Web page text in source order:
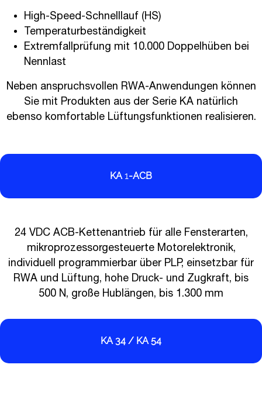
High-Speed-Schnelllauf (HS)
Temperaturbeständigkeit
Extremfallprüfung mit 10.000 Doppelhüben bei
Nennlast
Neben anspruchsvollen RWA-Anwendungen können
Sie mit Produkten aus der Serie KA natürlich
ebenso komfortable Lüftungsfunktionen realisieren.
KA 1-ACB
24 VDC ACB-Kettenantrieb für alle Fensterarten,
mikroprozessorgesteuerte Motorelektronik,
individuell programmierbar über PLP, einsetzbar für
RWA und Lüftung, hohe Druck- und Zugkraft, bis
500 N, große Hublängen, bis 1.300 mm
KA 34 / KA 54